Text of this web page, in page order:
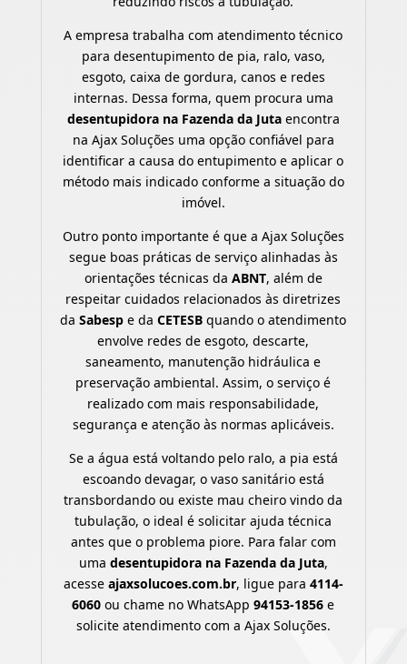
A empresa trabalha com atendimento técnico
para desentupimento de pia, ralo, vaso,
esgoto, caixa de gordura, canos e redes
internas. Dessa forma, quem procura uma
desentupidora na Fazenda da Jutaencontra
na Ajax Soluções uma opção confiável para
identificar a causa do entupimento e aplicar o
método mais indicado conforme a situação do
imóvel.
Outro ponto importante é que a Ajax Soluções
segue boas práticas de serviço alinhadas às
orientações técnicas da ABNT, além de
respeitar cuidados relacionados às diretrizes
daSabesp e daCETESB quando o atendimento
envolve redes de esgoto, descarte,
saneamento, manutenção hidráulica e
preservação ambiental. Assim, o serviço é
realizado com mais responsabilidade,
segurança e atenção às normas aplicáveis.
Se a água está voltando pelo ralo, a pia está
escoando devagar, o vaso sanitário está
transbordando ou existe mau cheiro vindo da
tubulação, o ideal é solicitar ajuda técnica
antes que o problema piore. Para falar com
uma desentupidora na Fazenda da Juta,
acesse ajaxsolucoes.com.br, ligue para 4114-
6060 ou chame no WhatsApp94153-1856 e
solicite atendimento com a Ajax Soluções.